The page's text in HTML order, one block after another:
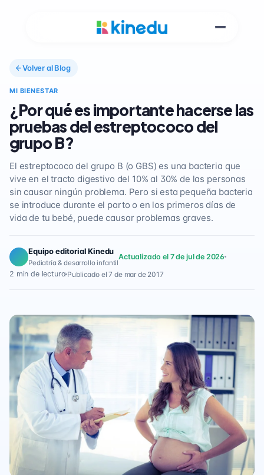
Volver al Blog
MI BIENESTAR
¿Por qué es importante hacerse las
pruebas del estreptococo del
grupo B?
El estreptococo del grupo B (o GBS) es una bacteria que
vive en el tracto digestivo del 10% al 30% de las personas
sin causar ningún problema. Pero si esta pequeña bacteria
se introduce durante el parto o en los primeros días de
vida de tu bebé, puede causar problemas graves.
Equipo editorial Kinedu
Pediatría & desarrollo infantil
Actualizado el 7 de jul de 2026
2 min de lectura Publicado el 7 de mar de 2017